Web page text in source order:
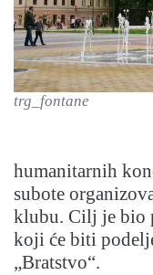
trg_fontane
humanitarnih
subote
klubu. Cilj je bio
koji će biti
„Bratstvo“.